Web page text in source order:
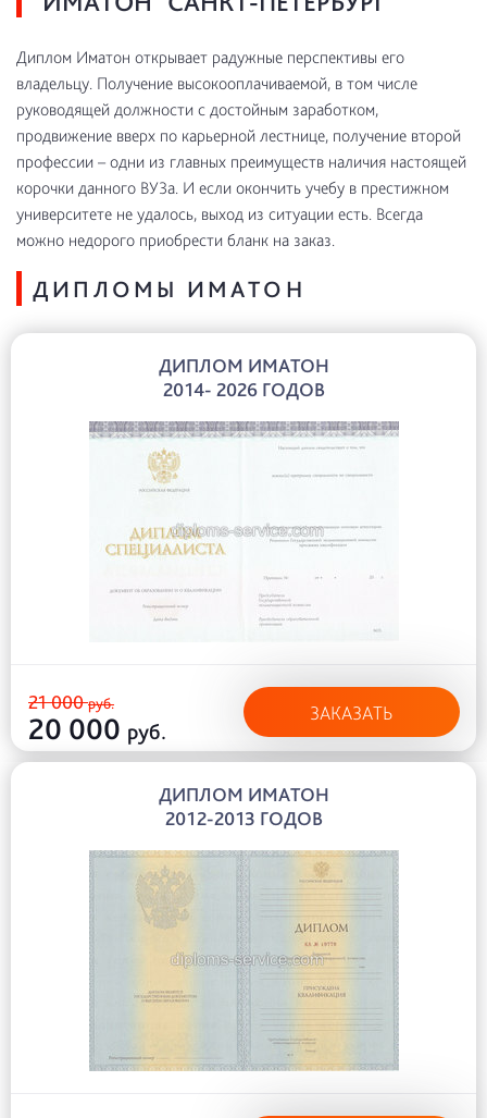
Диплом Иматон открывает радужные перспективы его
владельцу. Получение высокооплачиваемой, в том числе
руководящей должности с достойным заработком,
продвижение вверх по карьерной лестнице, получение второй
профессии – одни из главных преимуществ наличия настоящей
корочки данного ВУЗа. И если окончить учебу в престижном
университете не удалось, выход из ситуации есть. Всегда
можно недорого приобрести бланк на заказ.
ДИПЛОМЫ ИМАТОН
ДИПЛОМ ИМАТОН
2014- 2026 ГОДОВ
21 000руб.
20 000 руб.
ЗАКАЗАТЬ
ДИПЛОМ ИМАТОН
2012-2013 ГОДОВ